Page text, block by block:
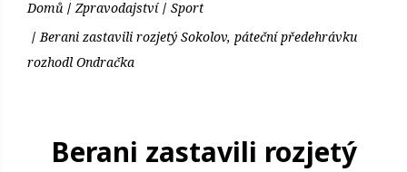
Domů Zpravodajství
Sport
Berani zastavili rozjetý Sokolov, páteční předehrávku
rozhodl Ondračka
Berani zastavili rozjetý